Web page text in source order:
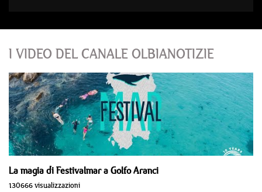
I VIDEO DEL CANALE OLBIANOTIZIE
La magia di Festivalmar a Golfo Aranci
130666 visualizzazioni